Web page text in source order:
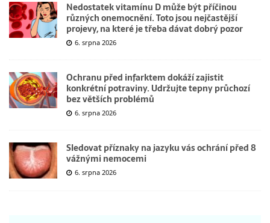
Nedostatek vitamínu D může být příčinou
různých onemocnění. Toto jsou nejčastější
projevy, na které je třeba dávat dobrý pozor
6. srpna 2026
Ochranu před infarktem dokáží zajistit
konkrétní potraviny. Udržujte tepny průchozí
bez větších problémů
6. srpna 2026
Sledovat příznaky na jazyku vás ochrání před 8
vážnými nemocemi
6. srpna 2026